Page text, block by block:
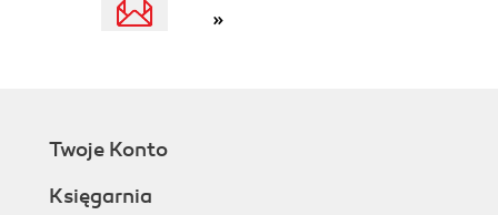
»
Twoje Konto
Księgarnia